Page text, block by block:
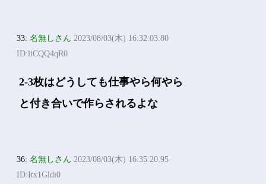
33:名無しさん 2023/08/03(木) 16:32:03.80
ID:liCQQ4qR0
2-3枚はどうしても仕事やら何やら
と付き合いで作らされるよな
36:名無しさん 2023/08/03(木) 16:35:20.95
ID:Itx1Gldi0